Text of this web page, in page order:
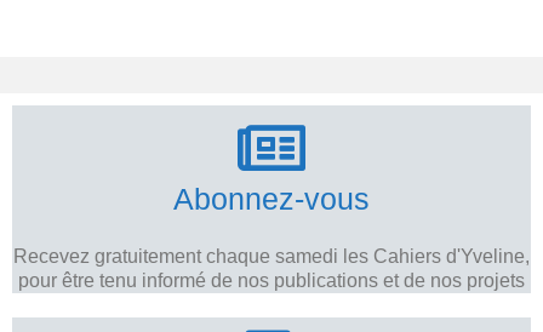
Abonnez-vous
Recevez gratuitement chaque samedi les Cahiers d'Yveline,
pour être tenu informé de nos publications et de nos projets